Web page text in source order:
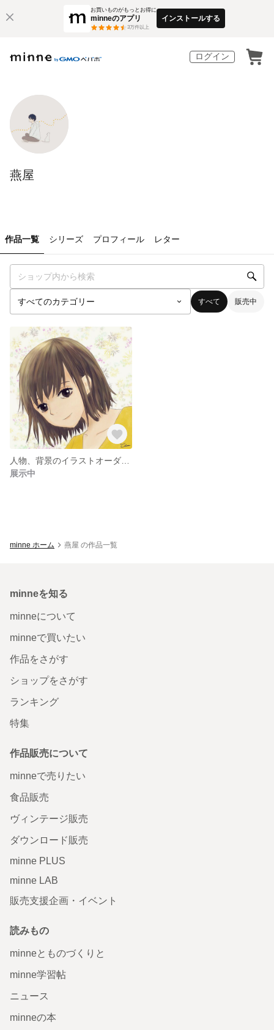
お買いものがもっとお得に
minneのアプリ
3万件以上
インストールする
ログイン
燕屋
作品一覧 シリーズ プロフィール レター
すべて 販売中
展示中
minne ホーム 燕屋 の作品一覧
minneを知る
minneについて
minneで買いたい
作品をさがす
ショップをさがす
ランキング
特集
作品販売について
minneで売りたい
食品販売
ヴィンテージ販売
ダウンロード販売
minne PLUS
minne LAB
販売支援企画・イベント
読みもの
minneとものづくりと
minne学習帖
ニュース
minneの本